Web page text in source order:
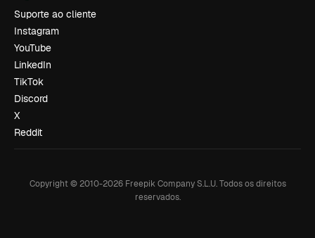
Suporte ao cliente
Instagram
YouTube
LinkedIn
TikTok
Discord
X
Reddit
Copyright © 2010-2026Freepik Company S.L.U. Todos os direitos
reservados.